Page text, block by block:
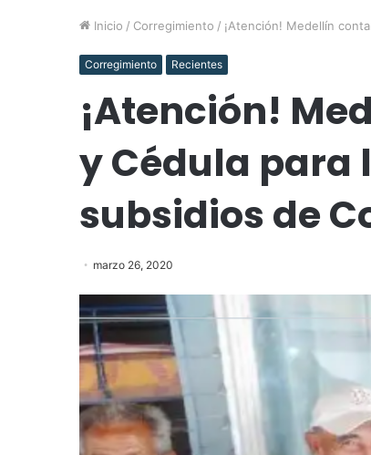
Inicio / Corregimiento / ¡Atención! Medellín
Corregimiento Recientes
¡Atención!
y Cédula para
subsidios de
marzo 26, 2020